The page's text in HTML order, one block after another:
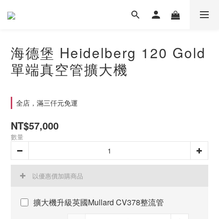
海德堡 Heidelberg 120 Gold
單端真空管擴大機
全店，滿三仟元免運
NT$57,000
數量
以優惠價加購商品
擴大機升級英國Mullard CV378整流管